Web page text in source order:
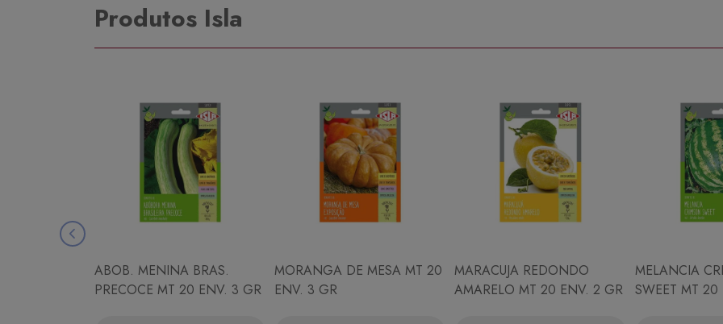
Produtos Isla
ABOB. MENINA BRAS.
PRECOCE MT 20 ENV. 3 GR
MORANGA DE MESA MT 20
ENV. 3 GR
MARACUJA REDONDO
AMARELO MT 20 ENV. 2 GR
MELANCIA
SWEET MT